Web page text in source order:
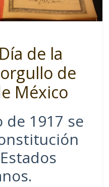
de la
de
México
de 1917 se